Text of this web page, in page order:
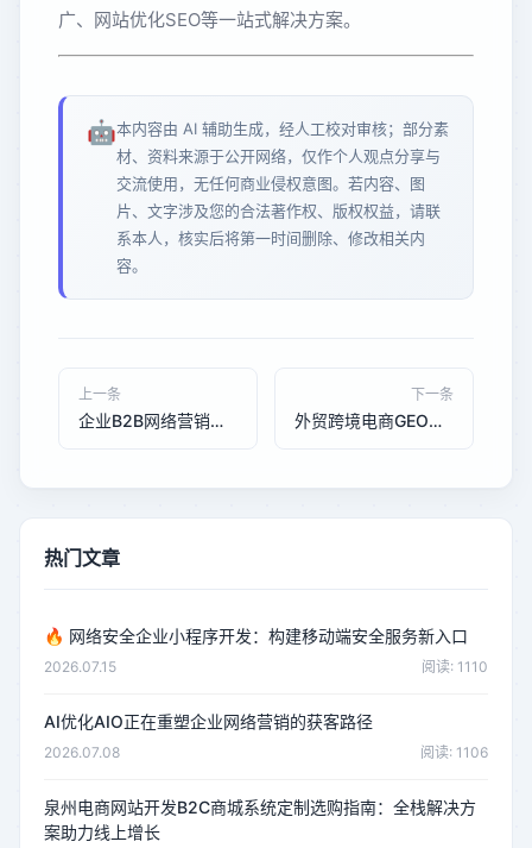
广、网站优化SEO等一站式解决方案。
🤖本内容由 AI 辅助生成，经人工校对审核；部分素
材、资料来源于公开网络，仅作个人观点分享与
交流使用，无任何商业侵权意图。若内容、图
片、文字涉及您的合法著作权、版权权益，请联
系本人，核实后将第一时间删除、修改相关内
容。
上一条
企业B2B网络营销趋势：商务服务公司线上获客新策略
下一条
外贸跨境电商GEO优化趋势：AI搜索时代出海品牌获客新路径
热门文章
🔥 网络安全企业小程序开发：构建移动端安全服务新入口
2026.07.15 阅读: 1110
AI优化AIO正在重塑企业网络营销的获客路径
2026.07.08 阅读: 1106
泉州电商网站开发B2C商城系统定制选购指南：全栈解决方
案助力线上增长